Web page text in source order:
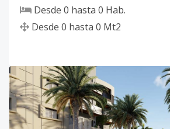
Desde 0 hasta 0 Hab.
Desde 0 hasta 0 Mt2